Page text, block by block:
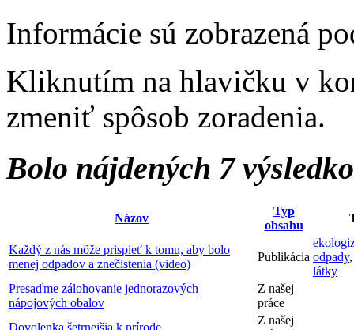
Informácie sú zobrazená
Kliknutím na hlavičku v
zmeniť spôsob zoradenia.
Bolo nájdených 7
Názov
Typ
obsahu
Každý z nás môže prispieť k tomu, aby bolo
menej odpadov a znečistenia (video)
Publikácia odpady
látky
Presaďme zálohovanie jednorazových
nápojových obalov
Z našej
práce
Dovolenka šetrnejšia k prírode
Z našej